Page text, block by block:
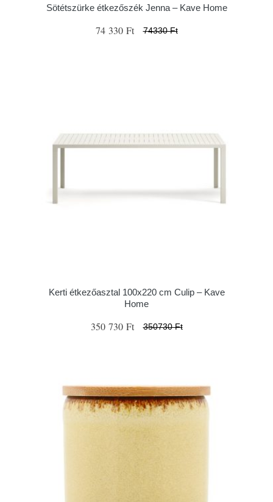
Sötétszürke étkezőszék Jenna – Kave Home
74 330 Ft 74330 Ft
Kerti étkezőasztal 100x220 cm Culip – Kave
Home
350 730 Ft 350730 Ft